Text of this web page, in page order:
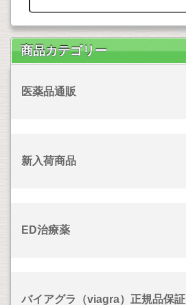
商品カテゴリー
医薬品通販
新入荷商品
ED治療薬
バイアグラ（viagra）正規品保証